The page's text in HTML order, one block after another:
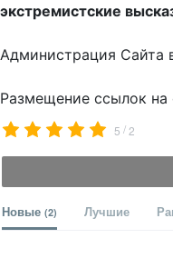
экстремистские
Администрация Сайта
Размещение ссылок на
5 /2
Новые (2) Лучшие